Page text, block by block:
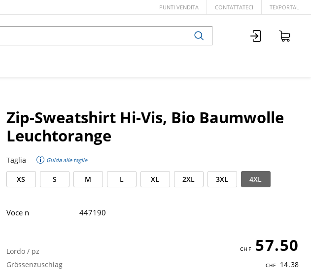
PUNTI VENDITA CONTATTATECI TEXPORTAL
Zip-Sweatshirt Hi-Vis, Bio Baumwolle
Leuchtorange
Taglia Guida alle taglie
XS S M L XL 2XL 3XL 4XL
Lordo / pz 57.50
Grössenzuschlag 14.38
Voce n 447190